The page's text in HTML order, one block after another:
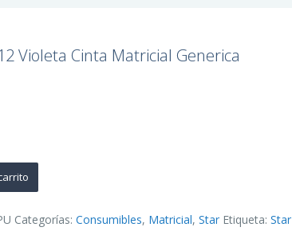
Violeta Cinta Matricial Generica
Categorías:Consumibles, Matricial,Star Etiqueta:Star